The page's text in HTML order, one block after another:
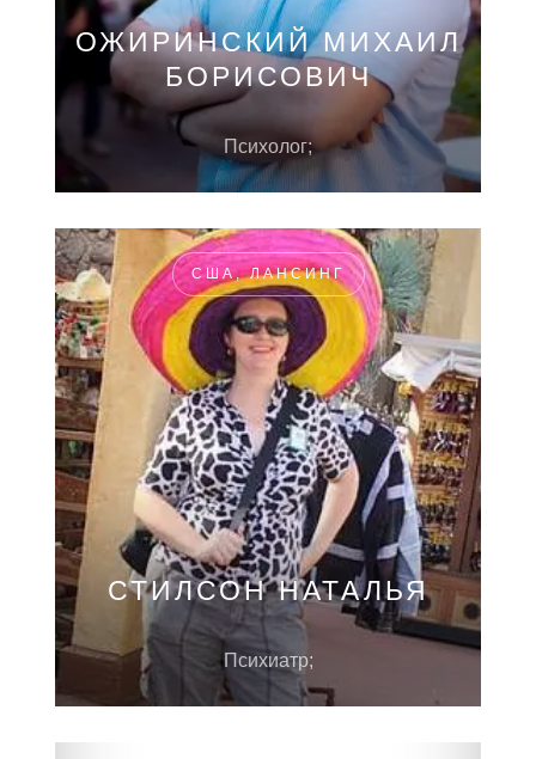
ОЖИРИНСКИЙ МИХАИЛ
БОРИСОВИЧ
Психолог;
США, ЛАНСИНГ
СТИЛСОН НАТАЛЬЯ
Психиатр;